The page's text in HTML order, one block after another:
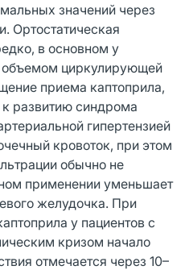
значений через
Ортостатическая
в основном у
циркулирующей
приема каптоприла,
развитию синдрома
гипертензией
кровоток, при этом
обычно не
применении уменьшает
желудочка. При
у пациентов с
кризом начало
отмечается через 10–